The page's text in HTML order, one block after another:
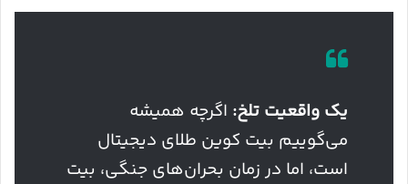
یک واقعیت تلخ: اگرچه همیشه
می‌گوییم بیت کوین طلای دیجیتال
است، اما در زمان بحران‌های جنگی، بیت